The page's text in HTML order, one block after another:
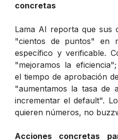
concretas
Lama AI reporta que sus
"cientos de puntos" en
específico y verificable.
"mejoramos la
el tiempo de aprobación
"aumentamos la tasa de
incrementar el default".
quieren números, no
Acciones concretas